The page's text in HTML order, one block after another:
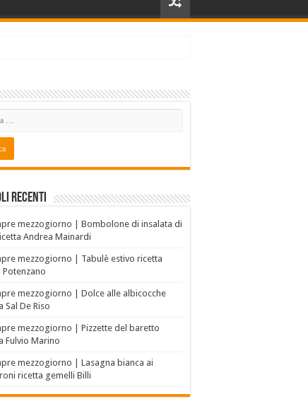
recenti
mezzogiorno | Bombolone di insalata di
Andrea Mainardi
mezzogiorno | Tabulè estivo ricetta
Potenzano
mezzogiorno | Dolce alle albicocche
Sal De Riso
mezzogiorno | Pizzette del baretto
Fulvio Marino
mezzogiorno | Lasagna bianca ai
ricetta gemelli Billi